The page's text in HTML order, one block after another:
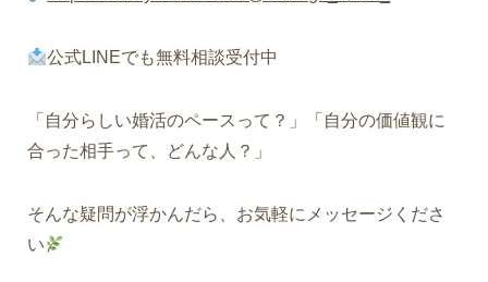
公式LINEでも無料相談受付中
「自分らしい婚活のペースって？」「自分の価値観に
合った相手って、どんな人？」
そんな疑問が浮かんだら、お気軽にメッセージくださ
い